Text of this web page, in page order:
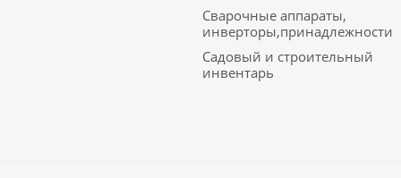
Сварочные аппараты,
инверторы,принадлежности
Садовый и строительный
инвентарь